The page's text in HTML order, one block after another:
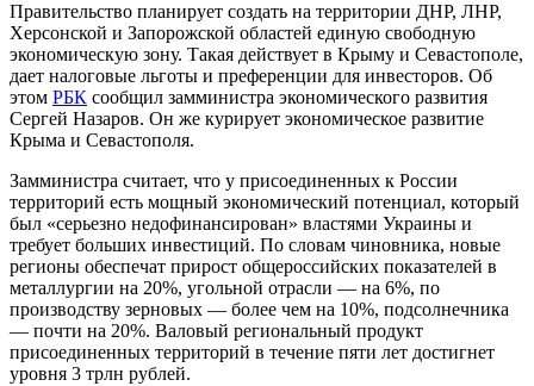
Правительство планирует создать на территории ДНР, ЛНР,
Херсонской и Запорожской областей единую свободную
экономическую зону. Такая действует в Крыму и Севастополе,
дает налоговые льготы и преференции для инвесторов. Об
этом РБК сообщил замминистра экономического развития
Сергей Назаров. Он же курирует экономическое развитие
Крыма и Севастополя.
Замминистра считает, что у присоединенных к России
территорий есть мощный экономический потенциал, который
был «серьезно недофинансирован» властями Украины и
требует больших инвестиций. По словам чиновника, новые
регионы обеспечат прирост общероссийских показателей в
металлургии на 20%, угольной отрасли — на 6%, по
производству зерновых — более чем на 10%, подсолнечника
— почти на 20%. Валовый региональный продукт
присоединенных территорий в течение пяти лет достигнет
уровня 3 трлн рублей.